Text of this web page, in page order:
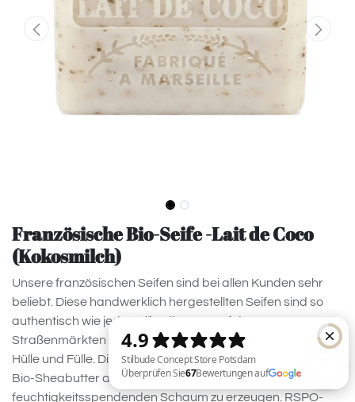
Französische Bio-Seife -Lait de Coco
(Kokosmilch)
Unsere französischen Seifen sind bei allen Kunden sehr
beliebt. Diese handwerklich hergestellten Seifen sind so
authentisch wie jede Seife, die man auf den
Straßenmärkten der Provence findet, und bieten Luxus in
Hülle und Fülle. Die Seife wird dreifach gemahlen und mit
Bio-Sheabutter angereichert, um einen reinen,
feuchtigkeitsspendenden Schaum zu erzeugen. RSPO-